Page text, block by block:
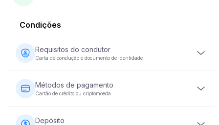
Condições
Requisitos do condutor
Carta de condução e documento de identidade
possuir uma carta de condução válida. É igualmente
necessário um documento de identidade (passaporte ou
bilhete de identidade nacional). Alguns veículos podem
pelo menos 2 anos.
Métodos de pagamento
Cartão de crédito ou criptomoeda
com cartão de crédito ou moeda criptográfica. O
Depósito